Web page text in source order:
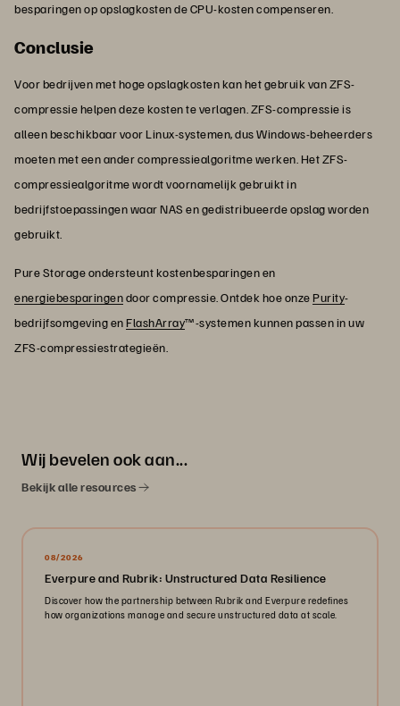
besparingen op opslagkosten de CPU-kosten compenseren.
Conclusie
Voor bedrijven met hoge opslagkosten kan het gebruik van ZFS-
compressie helpen deze kosten te verlagen. ZFS-compressie is
alleen beschikbaar voor Linux-systemen, dus Windows-beheerders
moeten met een ander compressiealgoritme werken. Het ZFS-
compressiealgoritme wordt voornamelijk gebruikt in
bedrijfstoepassingen waar NAS en gedistribueerde opslag worden
gebruikt.
Pure Storage ondersteunt kostenbesparingen en
energiebesparingendoor compressie. Ontdek hoe onzePurity-
bedrijfsomgeving enFlashArray™-systemen kunnen passen in uw
ZFS-compressiestrategieën.
Wij bevelen ook aan...
Bekijk alle resources
08/2026
Everpure and Rubrik: Unstructured Data Resilience
Discover how the partnership between Rubrik and Everpure redefines
how organizations manage and secure unstructured data at scale.